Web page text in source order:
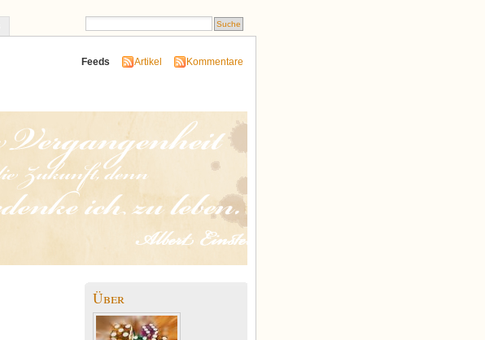
Feeds Artikel Kommentare
Über